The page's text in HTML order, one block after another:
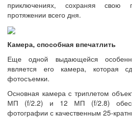
приключениях, сохраняя свою
протяжении всего дня.
Камера, способная впечатлить
Еще одной выдающейся
является его камера, которая
фотосъемки.
Основная камера с триплетом
МП (f/2.2) и 12 МП (f/2.8)
фотографии с качественным 25-